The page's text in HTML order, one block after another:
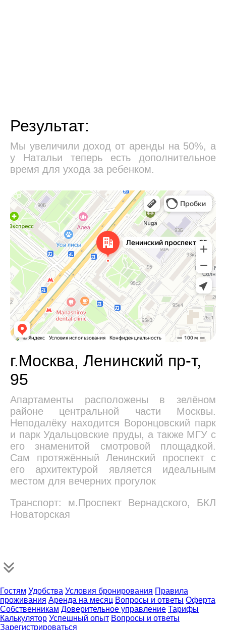
Результат:
Мы увеличили доход от аренды на 50%, а
у Натальи теперь есть дополнительное
время для ухода за ребенком.
г.Москва, Ленинский пр-т,
95
Апартаменты расположены в зелёном
районе центральной части Москвы.
Неподалёку находится Воронцовский парк
и парк Удальцовские пруды, а также МГУ с
его знаменитой смотровой площадкой.
Сам протяжённый Ленинский проспект с
его архитектурой является идеальным
местом для вечерних прогулок
Транспорт: м.Проспект Вернадского, БКЛ
Новаторская
Гостям Удобства Условия бронирования Правила
проживания Аренда на месяц Вопросы и ответы Оферта
Собственникам Доверительное управление Тарифы
Калькулятор Успешный опыт Вопросы и ответы
Зарегистрироваться